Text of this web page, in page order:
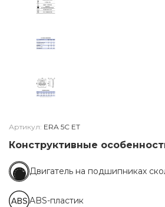
Артикул: ERA 5C ET
Конструктивные
Двигатель на подшипниках
ABS-пластик